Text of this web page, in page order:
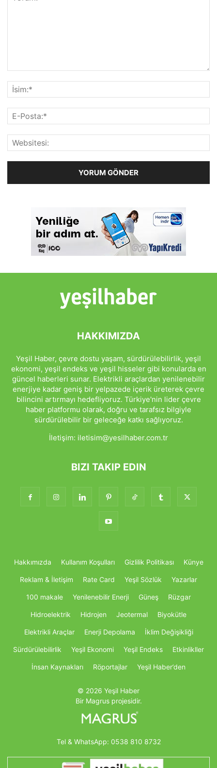
HAKKIMIZDA
Yeşil Haber, çevre dostu yaşam, sürdürülebilirlik, yeşil
ekonomi, yeşil endeks ve yeşil hisseler gibi konularda en
güncel haberleri sunar. Elektrikli araçlardan yenilenebilir
enerjiye kadar geniş bir yelpazede içerik üreterek çevre
bilincini artırmayı hedefliyoruz. Türkiye'nin lider çevre
haber platformu olarak, doğru ve tarafsız bilgiyle
sürdürülebilir bir geleceğe katkı sağlıyoruz.
İletişim: iletisim@yesilhaber.com.tr
BIZI TAKIP EDIN
Hakkımızda Kullanım Koşulları Gizlilik Politikası Künye
Reklam & İletişim Rate Card Yeşil Sözlük Yazarlar
100 makale Yenilenebilir Enerji Güneş Rüzgar
Hidroelektrik Hidrojen Jeotermal Biyokütle
Elektrikli Araçlar Enerji Depolama İklim Değişikliği
Sürdürülebilirlik Yeşil Ekonomi Yeşil Endeks Etkinlikller
İnsan Kaynakları Röportajlar Yeşil Haber’den
© 2026 Yeşil Haber
Bir Magrus projesidir.
Tel & WhatsApp: 0538 810 8732